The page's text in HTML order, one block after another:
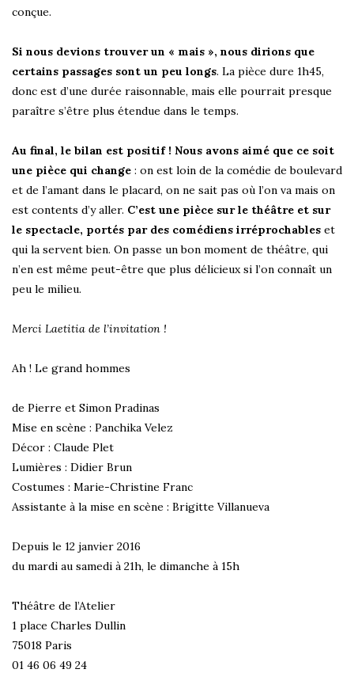
conçue.
Si nous devions trouver un « mais », nous dirions que
certains passages sont un peu longs. La pièce dure 1h45,
donc est d’une durée raisonnable, mais elle pourrait presque
paraître s’être plus étendue dans le temps.
Au final, le bilan est positif ! Nous avons aimé que ce soit
une pièce qui change : on est loin de la comédie de boulevard
et de l’amant dans le placard, on ne sait pas où l’on va mais on
est contents d’y aller. C’est une pièce sur le théâtre et sur
le spectacle, portés par des comédiens irréprochables et
qui la servent bien. On passe un bon moment de théâtre, qui
n’en est même peut-être que plus délicieux si l’on connaît un
peu le milieu.
Merci Laetitia de l’invitation !
Ah ! Le grand hommes
de Pierre et Simon Pradinas
Mise en scène : Panchika Velez
Décor : Claude Plet
Lumières : Didier Brun
Costumes : Marie-Christine Franc
Assistante à la mise en scène : Brigitte Villanueva
Depuis le 12 janvier 2016
du mardi au samedi à 21h, le dimanche à 15h
Théâtre de l’Atelier
1 place Charles Dullin
75018 Paris
01 46 06 49 24